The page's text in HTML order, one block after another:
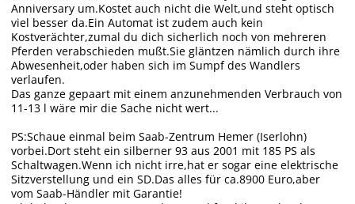
Anniversary um.Kostet auch nicht die Welt,und steht optisch
viel besser da.Ein Automat ist zudem auch kein
Kostverächter,zumal du dich sicherlich noch von mehreren
Pferden verabschieden mußt.Sie gläntzen nämlich durch ihre
Abwesenheit,oder haben sich im Sumpf des Wandlers
verlaufen.
Das ganze gepaart mit einem anzunehmenden Verbrauch von
11-13 l wäre mir die Sache nicht wert...
PS:Schaue einmal beim Saab-Zentrum Hemer (Iserlohn)
vorbei.Dort steht ein silberner 93 aus 2001 mit 185 PS als
Schaltwagen.Wenn ich nicht irre,hat er sogar eine elektrische
Sitzverstellung und ein SD.Das alles für ca.8900 Euro,aber
vom Saab-Händler mit Garantie!